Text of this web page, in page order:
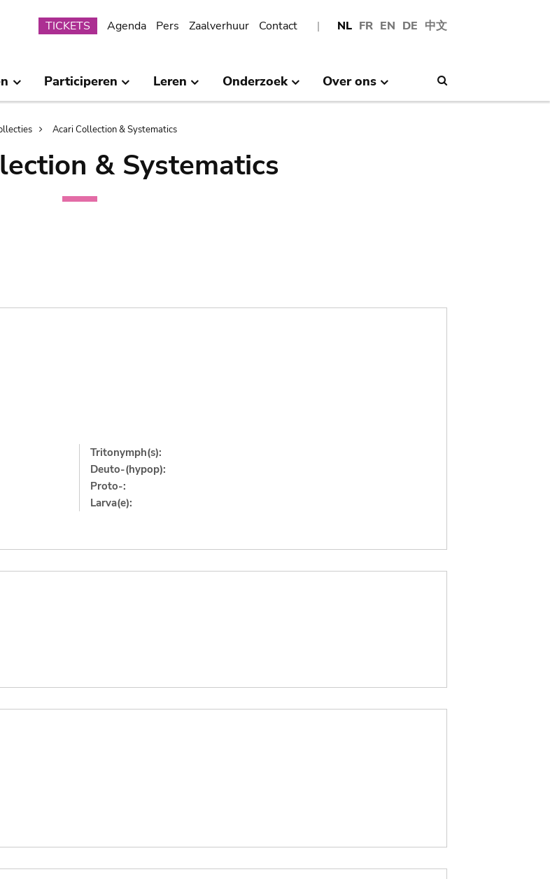
NL FR EN DE 中文
Submenu
TICKETS Agenda Pers Zaalverhuur Contact
Participeren Leren Onderzoek Over ons
Acari Collection & Systematics
& Systematics
Tritonymph(s):
Deuto-(hypop):
Proto-:
Larva(e):